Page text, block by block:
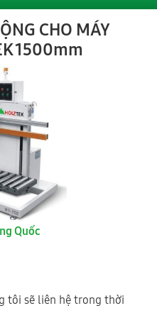
CHO MÁY
1500mm
Quốc
tôi sẽ liên hệ trong thời
Thịnh, Thành phố Hà Nội